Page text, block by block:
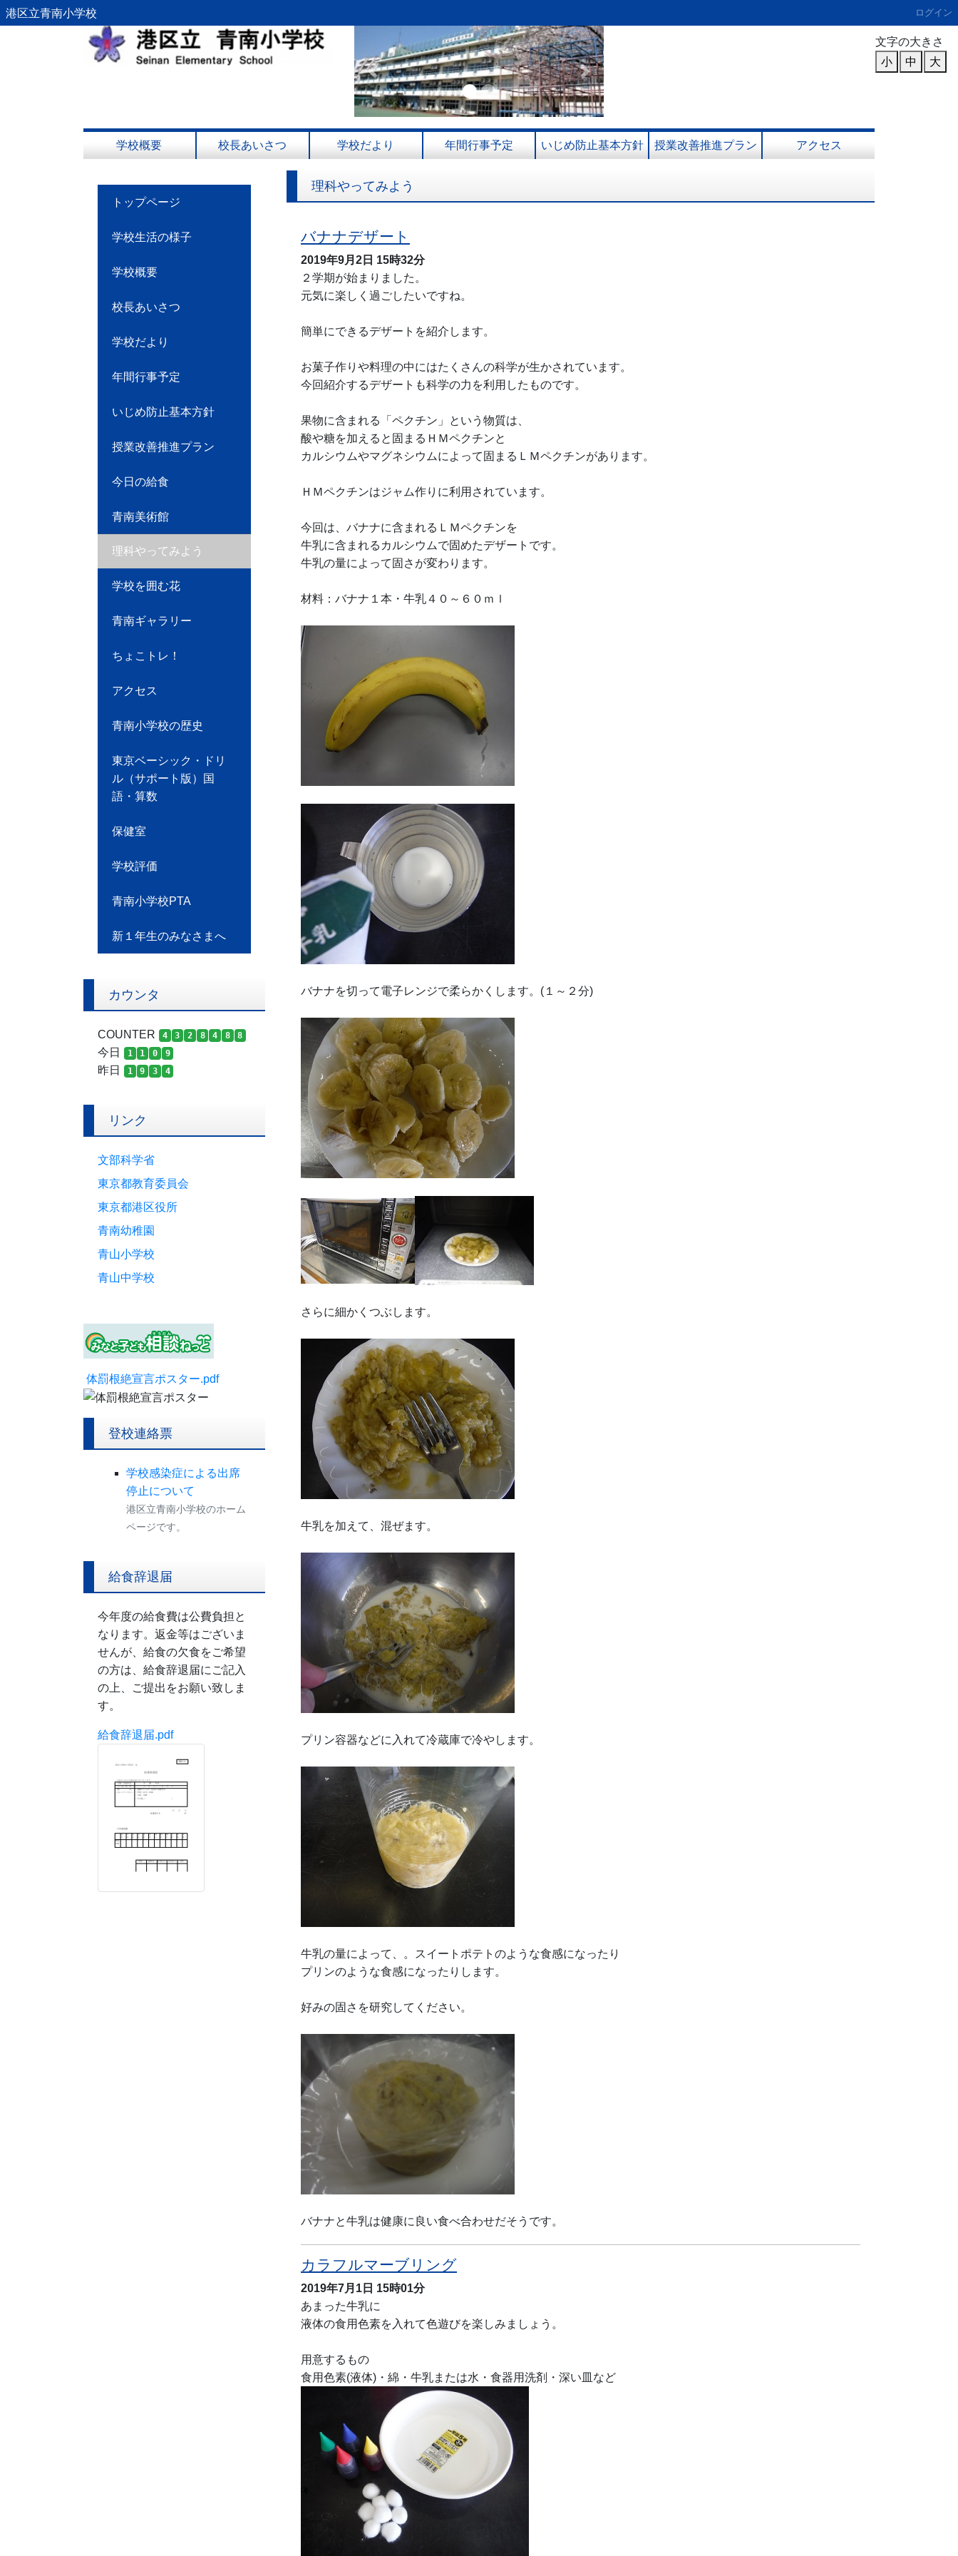
港区立青南小学校 ログイン
文字の大きさ
小
中
大
Previous
Next
学校概要 校長あいさつ 学校だより 年間行事予定 いじめ防止基本方針 授業改善推進プラン アクセス
トップページ
学校生活の様子
学校概要
校長あいさつ
学校だより
年間行事予定
いじめ防止基本方針
授業改善推進プラン
今日の給食
青南美術館
理科やってみよう
学校を囲む花
青南ギャラリー
ちょこトレ！
アクセス
青南小学校の歴史
東京ベーシック・ドリ
ル（サポート版）国
語・算数
保健室
学校評価
青南小学校PTA
新１年生のみなさまへ
カウンタ
COUNTER 4 3 2 8 4 8 8
今日 1 1 0 9
昨日 1 9 3 4
リンク
文部科学省
東京都教育委員会
東京都港区役所
青南幼稚園
青山小学校
青山中学校
体罰根絶宣言ポスター.pdf
登校連絡票
学校感染症による出席
停止について
港区立青南小学校のホーム
ページです。
給食辞退届
今年度の給食費は公費負担と
なります。返金等はございま
せんが、給食の欠食をご希望
の方は、給食辞退届にご記入
の上、ご提出をお願い致しま
す。
給食辞退届.pdf
理科やってみよう
バナナデザート
2019年9月2日 15時32分
２学期が始まりました。
元気に楽しく過ごしたいですね。
簡単にできるデザートを紹介します。
お菓子作りや料理の中にはたくさんの科学が生かされています。
今回紹介するデザートも科学の力を利用したものです。
果物に含まれる「ペクチン」という物質は、
酸や糖を加えると固まるＨＭペクチンと
カルシウムやマグネシウムによって固まるＬＭペクチンがあります。
ＨＭペクチンはジャム作りに利用されています。
今回は、バナナに含まれるＬＭペクチンを
牛乳に含まれるカルシウムで固めたデザートです。
牛乳の量によって固さが変わります。
材料：バナナ１本・牛乳４０～６０ｍｌ
バナナを切って電子レンジで柔らかくします。(１～２分)
さらに細かくつぶします。
牛乳を加えて、混ぜます。
プリン容器などに入れて冷蔵庫で冷やします。
牛乳の量によって、。スイートポテトのような食感になったり
プリンのような食感になったりします。
好みの固さを研究してください。
バナナと牛乳は健康に良い食べ合わせだそうです。
カラフルマーブリング
2019年7月1日 15時01分
あまった牛乳に
液体の食用色素を入れて色遊びを楽しみましょう。
用意するもの
食用色素(液体)・綿・牛乳または水・食器用洗剤・深い皿など